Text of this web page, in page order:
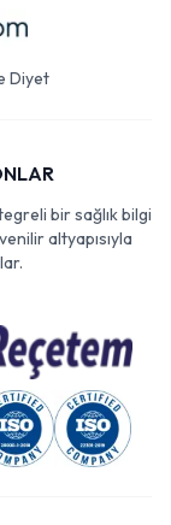
Diyet
bir sağlık bilgi
altyapısıyla